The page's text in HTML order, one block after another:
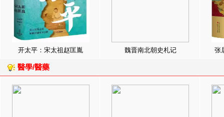
开太平：宋太祖赵匡胤 魏晋南北朝史札记 张
醫學/醫藥